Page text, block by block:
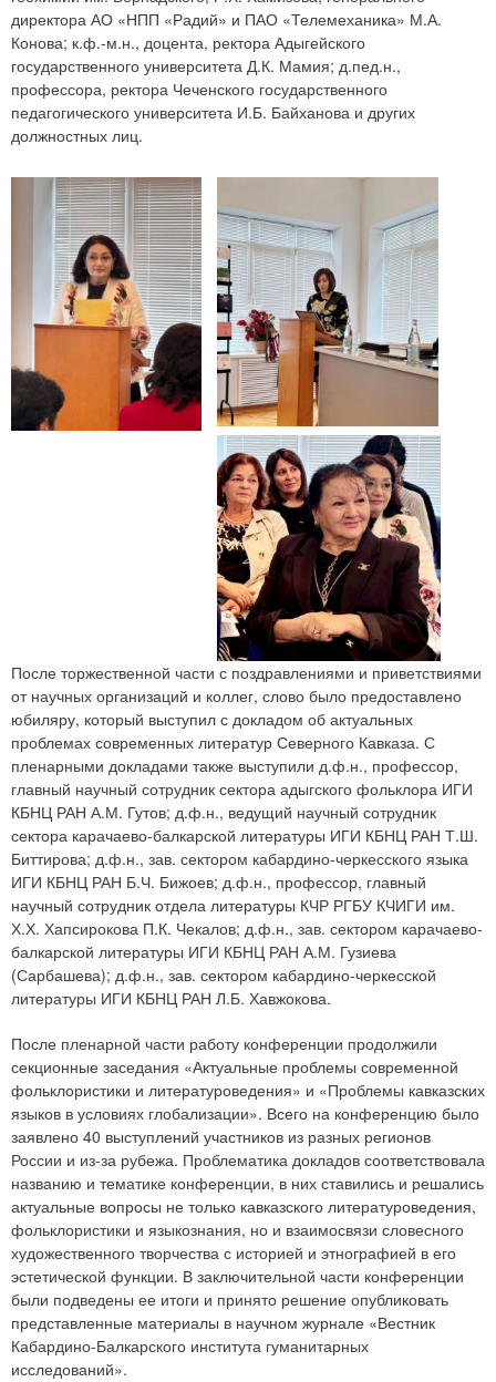
директора АО «НПП «Радий» и ПАО «Телемеханика» М.А.
Конова; к.ф.-м.н., доцента, ректора Адыгейского
государственного университета Д.К. Мамия; д.пед.н.,
профессора, ректора Чеченского государственного
педагогического университета И.Б. Байханова и других
должностных лиц.
После торжественной части с поздравлениями и приветствиями
от научных организаций и коллег, слово было предоставлено
юбиляру, который выступил с докладом об актуальных
проблемах современных литератур Северного Кавказа. С
пленарными докладами также выступили д.ф.н., профессор,
главный научный сотрудник сектора адыгского фольклора ИГИ
КБНЦ РАН А.М. Гутов; д.ф.н., ведущий научный сотрудник
сектора карачаево-балкарской литературы ИГИ КБНЦ РАН Т.Ш.
Биттирова; д.ф.н., зав. сектором кабардино-черкесского языка
ИГИ КБНЦ РАН Б.Ч. Бижоев; д.ф.н., профессор, главный
научный сотрудник отдела литературы КЧР РГБУ КЧИГИ им.
Х.Х. Хапсирокова П.К. Чекалов; д.ф.н., зав. сектором карачаево-
балкарской литературы ИГИ КБНЦ РАН А.М. Гузиева
(Сарбашева); д.ф.н., зав. сектором кабардино-черкесской
литературы ИГИ КБНЦ РАН Л.Б. Хавжокова.
После пленарной части работу конференции продолжили
секционные заседания «Актуальные проблемы современной
фольклористики и литературоведения» и «Проблемы кавказских
языков в условиях глобализации». Всего на конференцию было
заявлено 40 выступлений участников из разных регионов
России и из-за рубежа. Проблематика докладов соответствовала
названию и тематике конференции, в них ставились и решались
актуальные вопросы не только кавказского литературоведения,
фольклористики и языкознания, но и взаимосвязи словесного
художественного творчества с историей и этнографией в его
эстетической функции. В заключительной части конференции
были подведены ее итоги и принято решение опубликовать
представленные материалы в научном журнале «Вестник
Кабардино-Балкарского института гуманитарных
исследований».